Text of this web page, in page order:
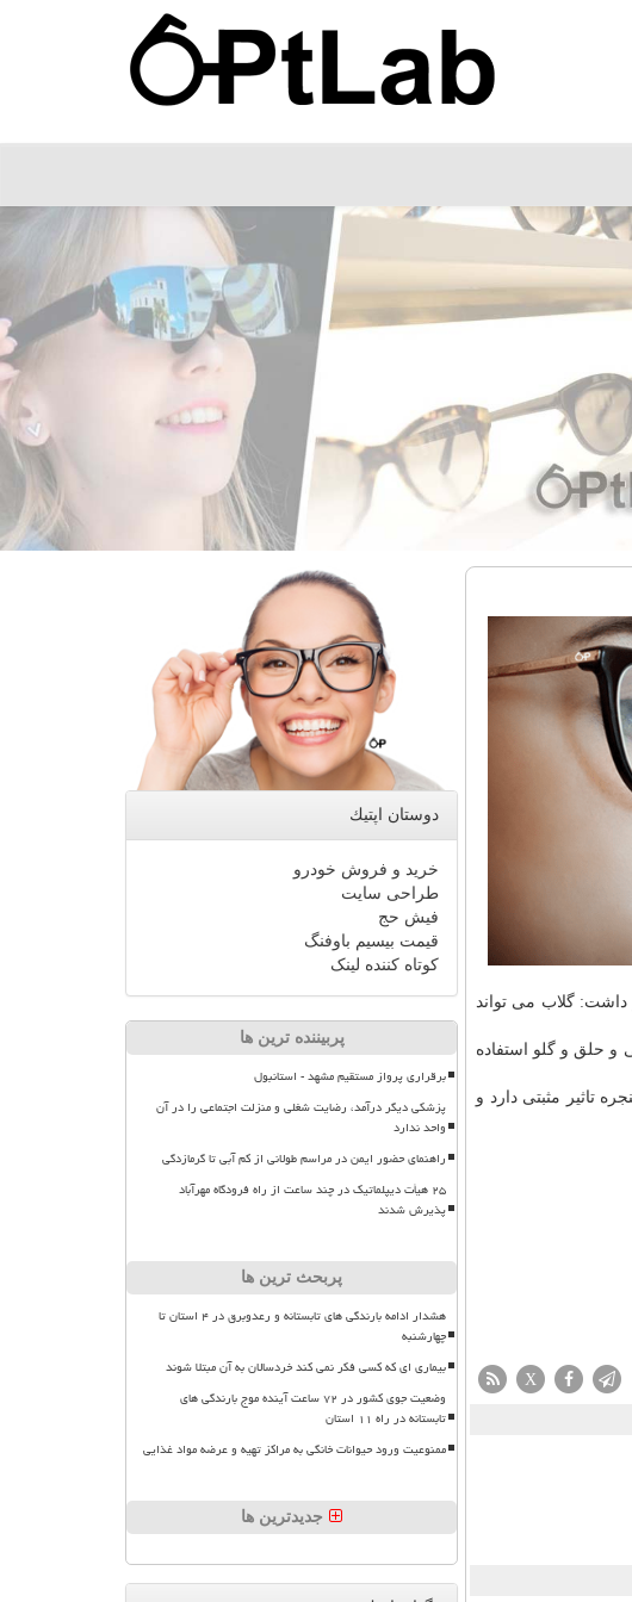
داشت: گلاب می تواند
و حلق و گلو استفاده
تاثیر مثبتی دارد و
X
دوستان اپتیك
خرید و فروش خودرو
طراحی سایت
فیش حج
قیمت بیسیم باوفنگ
کوتاه کننده لینک
پربیننده ترین ها
برقراری پرواز مستقیم مشهد - استانبول
پزشکی دیگر درآمد، رضایت شغلی و منزلت اجتماعی را در آن
واحد ندارد
راهنمای حضور ایمن در مراسم طولانی از کم آبی تا گرمازدگی
۲۵ هیأت دیپلماتیک در چند ساعت از راه فرودگاه مهرآباد
پذیرش شدند
پربحث ترین ها
هشدار ادامه بارندگی های تابستانه و رعدوبرق در ۴ استان تا
چهارشنبه
بیماری ای که کسی فکر نمی کند خردسالان به آن مبتلا شوند
وضعیت جوی کشور در ۷۲ ساعت آینده موج بارندگی های
تابستانه در راه ۱۱ استان
ممنوعیت ورود حیوانات خانگی به مراکز تهیه و عرضه مواد غذایی
جدیدترین ها